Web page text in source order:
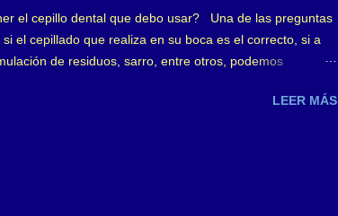
el cepillo dental que debo usar? Una de las preguntas
el cepillado que realiza en su boca es el correcto, si a
de residuos, sarro, entre otros, podemos
somos bombardeados por los distintos diseños,
a diario. Empecemos por el tipo de cepillo, existiendo
LEER MÁS